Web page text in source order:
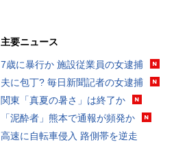
主要ニュース
7歳に暴行か 施設従業員の女逮捕
夫に包丁? 毎日新聞記者の女逮捕
関東「真夏の暑さ」は終了か
「泥酔者」熊本で通報が頻発か
高速に自転車侵入 路側帯を逆走